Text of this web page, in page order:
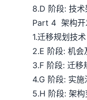
8.D 阶段: 技术
Part 4 架构开
1.迁移规划技术
2.E 阶段: 机会
3.F 阶段: 迁移
4.G 阶段: 实施
5.H 阶段: 架构